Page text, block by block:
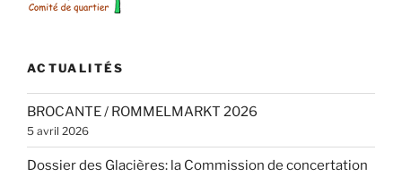
ACTUALITÉS
BROCANTE / ROMMELMARKT 2026
5 avril 2026
Dossier des Glacières: la Commission de concertation